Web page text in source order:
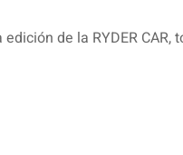
de la RYDER